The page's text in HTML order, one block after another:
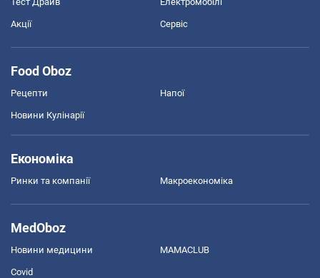
Акції Сервіс
Food Oboz
Рецепти Напої
Новини Кулінарії
Економіка
Ринки та компанії Макроекономіка
MedOboz
Новини медицини MAMACLUB
Covid